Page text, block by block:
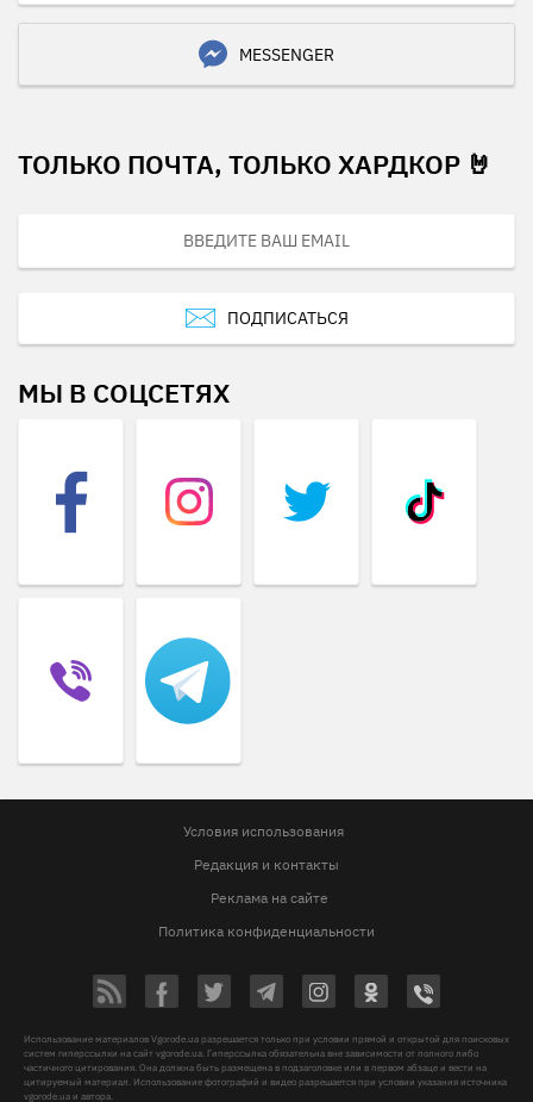
MESSENGER
ТОЛЬКО ПОЧТА, ТОЛЬКО ХАРДКОР 🤘
ПОДПИСАТЬСЯ
МЫ В СОЦСЕТЯХ
Условия использования
Редакция и контакты
Реклама на сайте
Политика конфиденциальности
Использование материалов Vgorode.ua разрешается только при условии прямой и открытой для поисковых
систем гиперссылки на сайт vgorode.ua. Гиперссылка обязательна вне зависимости от полного либо
частичного цитирования. Она должна быть размещена в подзаголовке или в первом абзаце и вести на
цитируемый материал. Использование фотографий и видео разрешается при условии указания источника
vgorode.ua и автора.